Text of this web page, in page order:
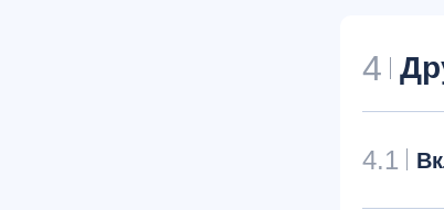
4
4.1